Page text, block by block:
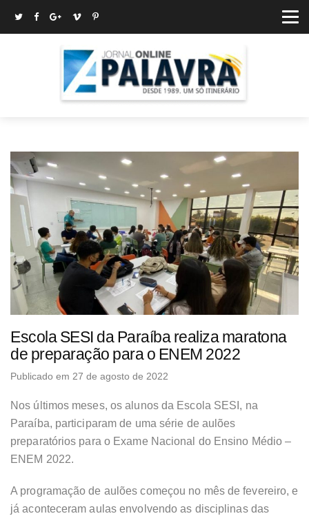
Escola SESI da Paraíba realiza maratona
de preparação para o ENEM 2022
Publicado em 27 de agosto de 2022
Nos últimos meses, os alunos da Escola SESI, na
Paraíba, participaram de uma série de aulões
preparatórios para o Exame Nacional do Ensino Médio –
ENEM 2022.
A programação de aulões começou no mês de fevereiro, e
já aconteceram aulas envolvendo as disciplinas das